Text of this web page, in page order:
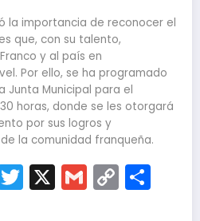
la importancia de reconocer el
que, con su talento,
y al país en
Por ello, se ha programado
Junta Municipal para el
horas, donde se les otorgará
por sus logros y
la comunidad franqueña.
Twitter
X Gmail
Copy
Link